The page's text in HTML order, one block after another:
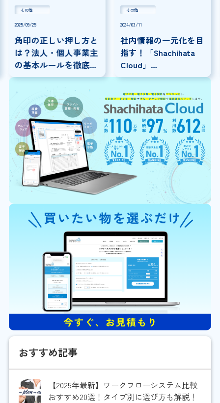
その他
2025/09/25
角印の正しい押し方と
は？法人・個人事業主
の基本ルールを徹底解
説！
その他
2024/03/11
社内情報の一元化を目
指す！「Shachihata
Cloud」
×「SmartDrive」連携
おすすめ記事
【2025年最新】ワークフローシステム比較
おすすめ20選！タイプ別に選び方も解説！